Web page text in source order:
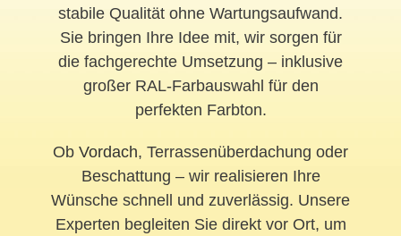
stabile Qualität ohne Wartungsaufwand.
Sie bringen Ihre Idee mit, wir sorgen für
die fachgerechte Umsetzung – inklusive
großer RAL-Farbauswahl für den
perfekten Farbton.
Ob Vordach, Terrassenüberdachung oder
Beschattung – wir realisieren Ihre
Wünsche schnell und zuverlässig. Unsere
Experten begleiten Sie direkt vor Ort, um